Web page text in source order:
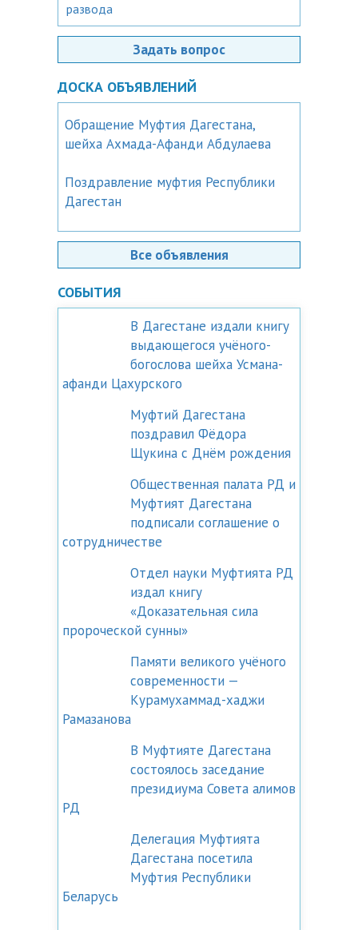
развода
Задать вопрос
ДОСКА ОБЪЯВЛЕНИЙ
Обращение Муфтия Дагестана,
шейха Ахмада-Афанди Абдулаева
Поздравление муфтия Республики
Дагестан
Все объявления
СОБЫТИЯ
В Дагестане издали книгу
выдающегося учёного-
богослова шейха Усмана-
афанди Цахурского
Муфтий Дагестана
поздравил Фёдора
Щукина с Днём рождения
Общественная палата РД и
Муфтият Дагестана
подписали соглашение о
сотрудничестве
Отдел науки Муфтията РД
издал книгу
«Доказательная сила
пророческой сунны»
Памяти великого учёного
современности —
Курамухаммад-хаджи
Рамазанова
В Муфтияте Дагестана
состоялось заседание
президиума Совета алимов
РД
Делегация Муфтията
Дагестана посетила
Муфтия Республики
Беларусь